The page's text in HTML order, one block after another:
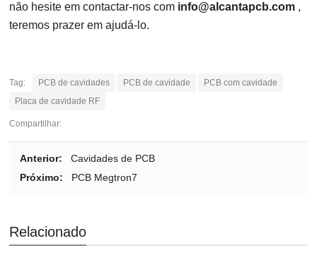
não hesite em contactar-nos com info@alcantapcb.com ,
teremos prazer em ajudá-lo.
Tag: PCB de cavidades PCB de cavidade
PCB com cavidade
Placa de cavidade RF
Compartilhar:
Anterior:
Cavidades de PCB
Próximo:
PCB Megtron7
Relacionado